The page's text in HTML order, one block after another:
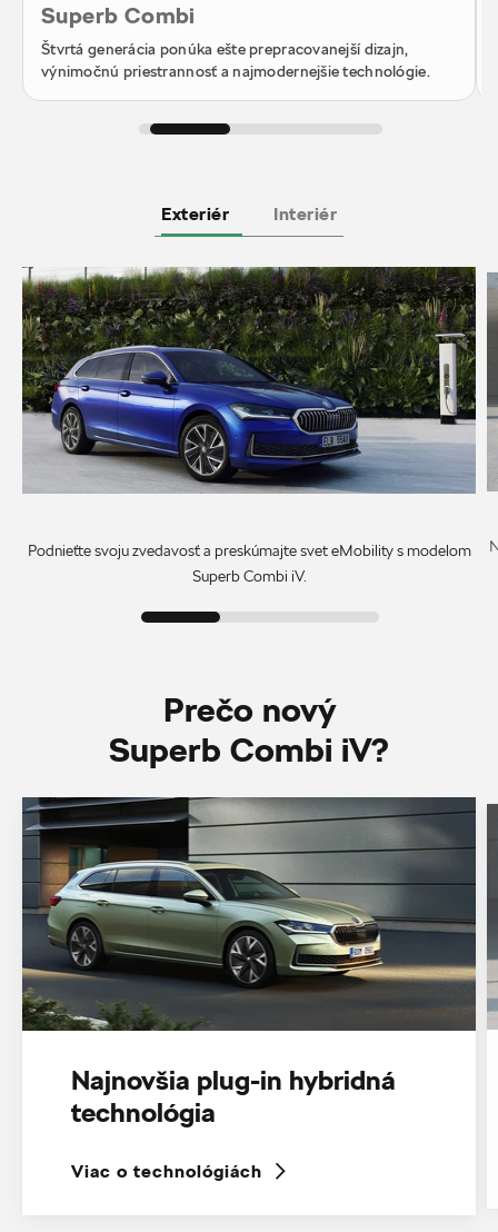
Superb Combi
Štvrtá generácia ponúka ešte prepracovanejší dizajn,
výnimočnú priestrannosť a najmodernejšie technológie.
Exteriér Interiér
Podnieťte svoju zvedavosť a preskúmajte svet eMobility s modelom
Superb Combi iV.
Prečo nový
Superb Combi iV?
Najnovšia plug-in hybridná
technológia
Viac o technológiách